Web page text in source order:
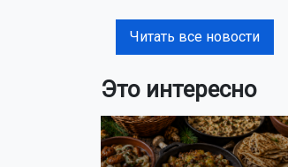
Читать все новости
Это интересно